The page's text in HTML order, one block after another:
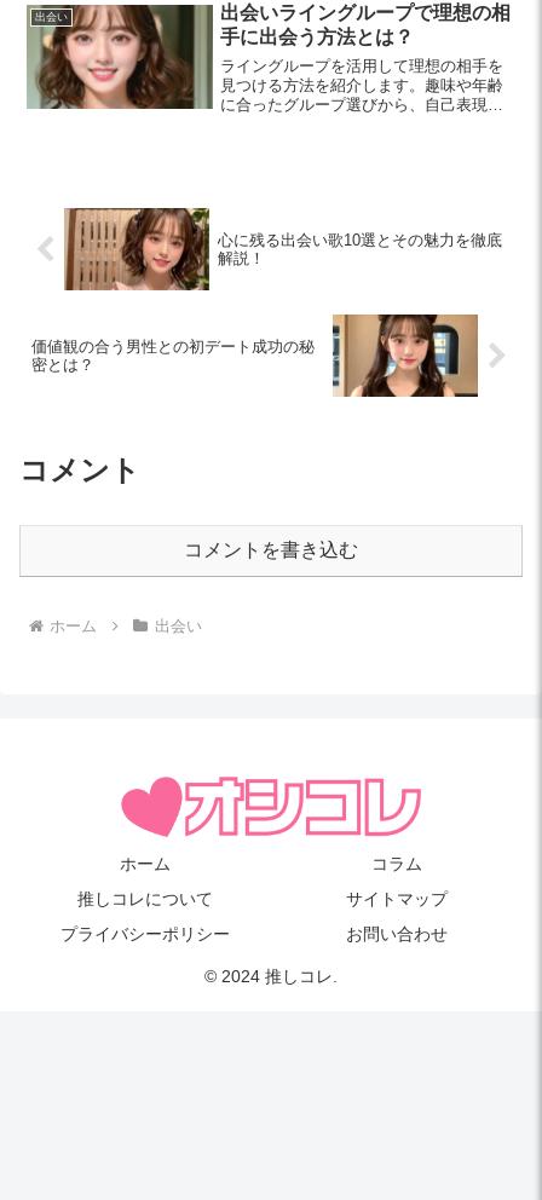
出会い
出会いライングループで理想の相
手に出会う方法とは？
ライングループを活用して理想の相手を
見つける方法を紹介します。趣味や年齢
に合ったグループ選びから、自己表現、
心に残る出会い歌10選とその魅力を徹底
解説！
価値観の合う男性との初デート成功の秘
密とは？
コメント
コメントを書き込む
ホーム 出会い
ホーム
コラム
推しコレについて
サイトマップ
プライバシーポリシー
お問い合わせ
© 2024 推しコレ.